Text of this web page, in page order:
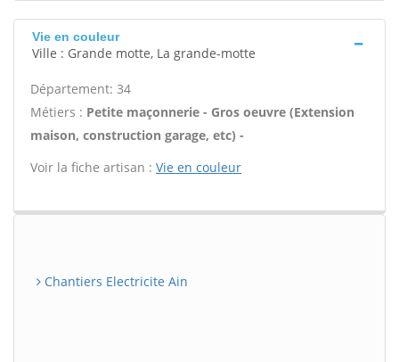
Vie en couleur
Ville : Grande motte, La grande-motte
Département: 34
Métiers : Petite maçonnerie - Gros oeuvre (Extension
maison, construction garage, etc) -
Voir la fiche artisan : Vie en couleur
Chantiers Electricite Ain